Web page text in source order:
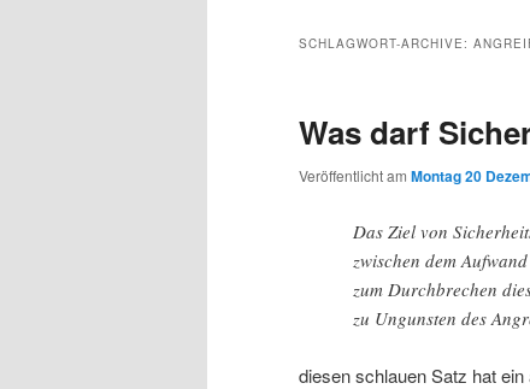
wechseln
SCHLAGWORT-ARCHIVE:
Was darf
Veröffentlicht am Montag 20
Das Ziel von
zwischen dem
zum Durchbrechen
zu Ungunsten des
diesen schlauen Satz hat